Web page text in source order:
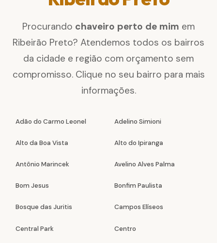
Procurando chaveiro perto de mim em
Ribeirão Preto? Atendemos todos os bairros
da cidade e região com orçamento sem
compromisso. Clique no seu bairro para mais
informações.
Adão do Carmo Leonel Adelino Simioni
Alto da Boa Vista Alto do Ipiranga
Antônio Marincek Avelino Alves Palma
Bom Jesus Bonfim Paulista
Bosque das Juritis Campos Elíseos
Central Park Centro